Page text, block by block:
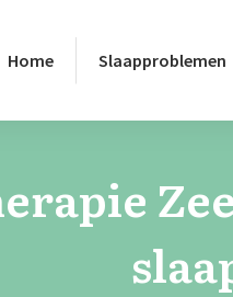
Home Slaapproblemen